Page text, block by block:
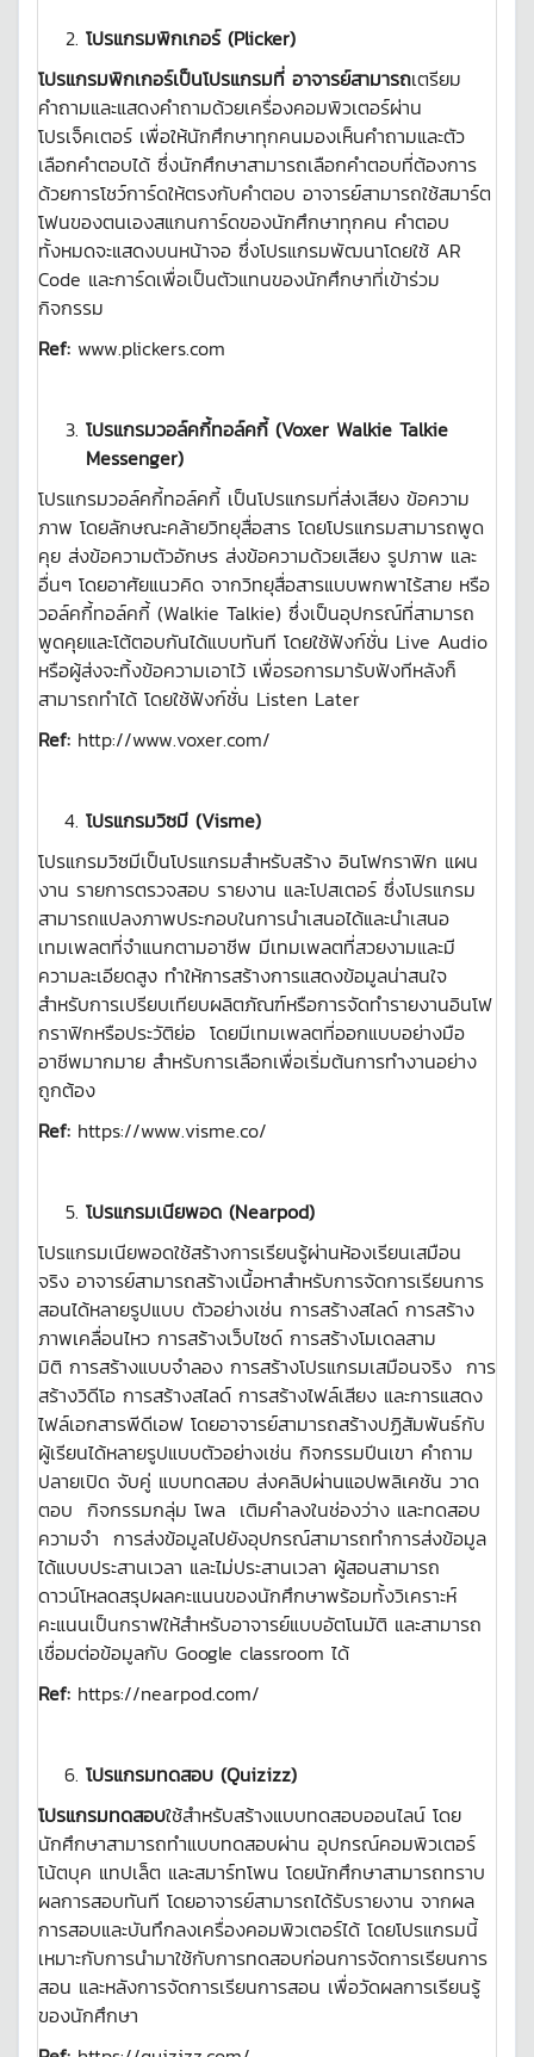
โปรแกรมพิกเกอร์ (Plicker)
โปรแกรมพิกเกอร์เป็นโปรแกรมที่ อาจารย์สามารถเตรียม
คำถามและแสดงคำถามด้วยเครื่องคอมพิวเตอร์ผ่าน
โปรเจ็คเตอร์ เพื่อให้นักศึกษาทุกคนมองเห็นคำถามและตัว
เลือกคำตอบได้ ซึ่งนักศึกษาสามารถเลือกคำตอบที่ต้องการ
ด้วยการโชว์การ์ดให้ตรงกับคำตอบ อาจารย์สามารถใช้สมาร์ต
โฟนของตนเองสแกนการ์ดของนักศึกษาทุกคน คำตอบ
ทั้งหมดจะแสดงบนหน้าจอ ซึ่งโปรแกรมพัฒนาโดยใช้ AR
Code และการ์ดเพื่อเป็นตัวแทนของนักศึกษาที่เข้าร่วม
กิจกรรม
Ref: www.plickers.com
โปรแกรมวอล์คกี้ทอล์คกี้ (Voxer Walkie Talkie
Messenger)
โปรแกรมวอล์คกี้ทอล์คกี้ เป็นโปรแกรมที่ส่งเสียง ข้อความ
ภาพ โดยลักษณะคล้ายวิทยุสื่อสาร โดยโปรแกรมสามารถพูด
คุย ส่งข้อความตัวอักษร ส่งข้อความด้วยเสียง รูปภาพ และ
อื่นๆ โดยอาศัยแนวคิด จากวิทยุสื่อสารแบบพกพาไร้สาย หรือ
วอล์คกี้ทอล์คกี้ (Walkie Talkie) ซึ่งเป็นอุปกรณ์ที่สามารถ
พูดคุยและโต้ตอบกันได้แบบทันที โดยใช้ฟังก์ชั่น Live Audio
หรือผู้ส่งจะทิ้งข้อความเอาไว้ เพื่อรอการมารับฟังทีหลังก็
สามารถทำได้ โดยใช้ฟังก์ชั่น Listen Later
Ref: http://www.voxer.com/
โปรแกรมวิซมี (Visme)
โปรแกรมวิซมีเป็นโปรแกรมสำหรับสร้าง อินโฟกราฟิก แผน
งาน รายการตรวจสอบ รายงาน และโปสเตอร์ ซึ่งโปรแกรม
สามารถแปลงภาพประกอบในการนำเสนอได้และนำเสนอ
เทมเพลตที่จำแนกตามอาชีพ มีเทมเพลตที่สวยงามและมี
ความละเอียดสูง ทำให้การสร้างการแสดงข้อมูลน่าสนใจ
สำหรับการเปรียบเทียบผลิตภัณฑ์หรือการจัดทำรายงานอินโฟ
กราฟิกหรือประวัติย่อ โดยมีเทมเพลตที่ออกแบบอย่างมือ
อาชีพมากมาย สำหรับการเลือกเพื่อเริ่มต้นการทำงานอย่าง
ถูกต้อง
Ref: https://www.visme.co/
โปรแกรมเนียพอด (Nearpod)
โปรแกรมเนียพอดใช้สร้างการเรียนรู้ผ่านห้องเรียนเสมือน
จริง อาจารย์สามารถสร้างเนื้อหาสำหรับการจัดการเรียนการ
สอนได้หลายรูปแบบ ตัวอย่างเช่น การสร้างสไลด์ การสร้าง
ภาพเคลื่อนไหว การสร้างเว็บไซด์ การสร้างโมเดลสาม
มิติ การสร้างแบบจำลอง การสร้างโปรแกรมเสมือนจริง การ
สร้างวิดีโอ การสร้างสไลด์ การสร้างไฟล์เสียง และการแสดง
ไฟล์เอกสารพีดีเอฟ โดยอาจารย์สามารถสร้างปฏิสัมพันธ์กับ
ผู้เรียนได้หลายรูปแบบตัวอย่างเช่น กิจกรรมปีนเขา คำถาม
ปลายเปิด จับคู่ แบบทดสอบ ส่งคลิปผ่านแอปพลิเคชัน วาด
ตอบ กิจกรรมกลุ่ม โพล เติมคำลงในช่องว่าง และทดสอบ
ความจำ การส่งข้อมูลไปยังอุปกรณ์สามารถทำการส่งข้อมูล
ได้แบบประสานเวลา และไม่ประสานเวลา ผู้สอนสามารถ
ดาวน์โหลดสรุปผลคะแนนของนักศึกษาพร้อมทั้งวิเคราะห์
คะแนนเป็นกราฟให้สำหรับอาจารย์แบบอัตโนมัติ และสามารถ
เชื่อมต่อข้อมูลกับ Google classroom ได้
Ref: https://nearpod.com/
โปรแกรมทดสอบ (Quizizz)
โปรแกรมทดสอบใช้สำหรับสร้างแบบทดสอบออนไลน์ โดย
นักศึกษาสามารถทำแบบทดสอบผ่าน อุปกรณ์คอมพิวเตอร์
โน้ตบุค แทปเล็ต และสมาร์ทโพน โดยนักศึกษาสามารถทราบ
ผลการสอบทันที โดยอาจารย์สามารถได้รับรายงาน จากผล
การสอบและบันทึกลงเครื่องคอมพิวเตอร์ได้ โดยโปรแกรมนี้
เหมาะกับการนำมาใช้กับการทดสอบก่อนการจัดการเรียนการ
สอน และหลังการจัดการเรียนการสอน เพื่อวัดผลการเรียนรู้
ของนักศึกษา